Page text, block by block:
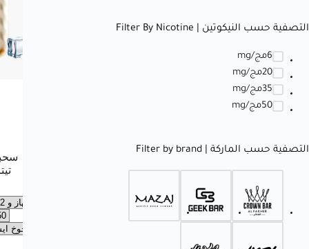
التصفية حسب النيكوتين | Filter By Nicotine
6مج/mg
20مج/mg
35مج/mg
50مج/mg
التصفية حسب الماركة | Filter by brand